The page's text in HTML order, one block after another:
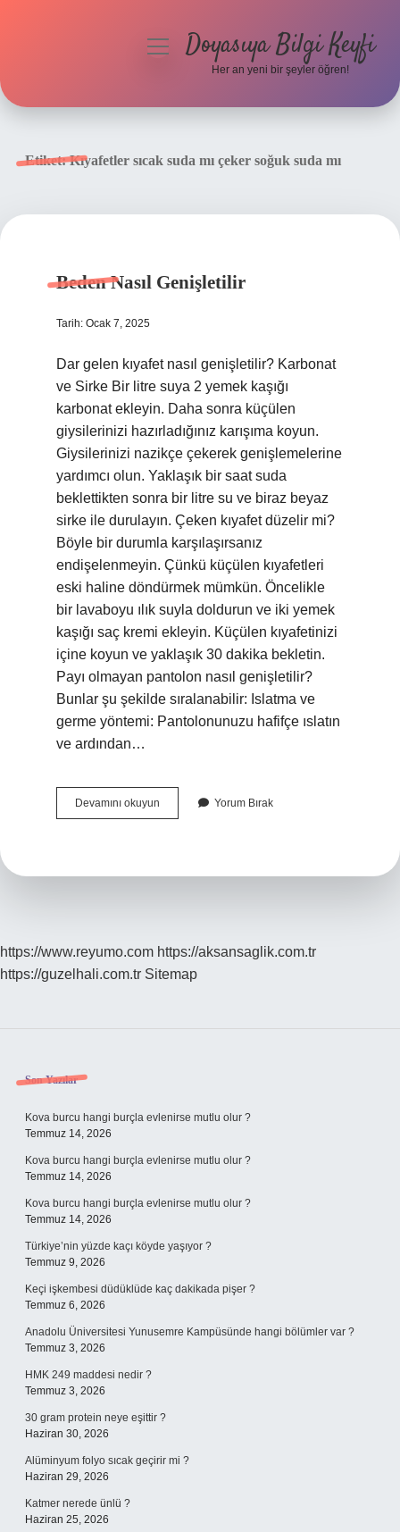
menüyüDoyasıya Bilgi Keyfi
Her an yeni bir şeyler öğren!
Etiket:Kıyafetler sıcak suda mı çeker soğuk suda mı
Beden Nasıl Genişletilir
Tarih: Ocak 7, 2025
Dar gelen kıyafet nasıl genişletilir? Karbonat
ve Sirke Bir litre suya 2 yemek kaşığı
karbonat ekleyin. Daha sonra küçülen
giysilerinizi hazırladığınız karışıma koyun.
Giysilerinizi nazikçe çekerek genişlemelerine
yardımcı olun. Yaklaşık bir saat suda
beklettikten sonra bir litre su ve biraz beyaz
sirke ile durulayın. Çeken kıyafet düzelir mi?
Böyle bir durumla karşılaşırsanız
endişelenmeyin. Çünkü küçülen kıyafetleri
eski haline döndürmek mümkün. Öncelikle
bir lavaboyu ılık suyla doldurun ve iki yemek
kaşığı saç kremi ekleyin. Küçülen kıyafetinizi
içine koyun ve yaklaşık 30 dakika bekletin.
Payı olmayan pantolon nasıl genişletilir?
Bunlar şu şekilde sıralanabilir: Islatma ve
germe yöntemi: Pantolonunuzu hafifçe ıslatın
ve ardından…
Devamını okuyun
Nasıl
Yorum Bırak
https://www.reyumo.com https://aksansaglik.com.tr
https://guzelhali.com.tr Sitemap
Sidebar
Son Yazılar
Kova burcu hangi burçla evlenirse mutlu olur ?
Temmuz 14, 2026
Kova burcu hangi burçla evlenirse mutlu olur ?
Temmuz 14, 2026
Kova burcu hangi burçla evlenirse mutlu olur ?
Temmuz 14, 2026
Türkiye’nin yüzde kaçı köyde yaşıyor ?
Temmuz 9, 2026
Keçi işkembesi düdüklüde kaç dakikada pişer ?
Temmuz 6, 2026
Anadolu Üniversitesi Yunusemre Kampüsünde hangi bölümler var ?
Temmuz 3, 2026
HMK 249 maddesi nedir ?
Temmuz 3, 2026
30 gram protein neye eşittir ?
Haziran 30, 2026
Alüminyum folyo sıcak geçirir mi ?
Haziran 29, 2026
Katmer nerede ünlü ?
Haziran 25, 2026